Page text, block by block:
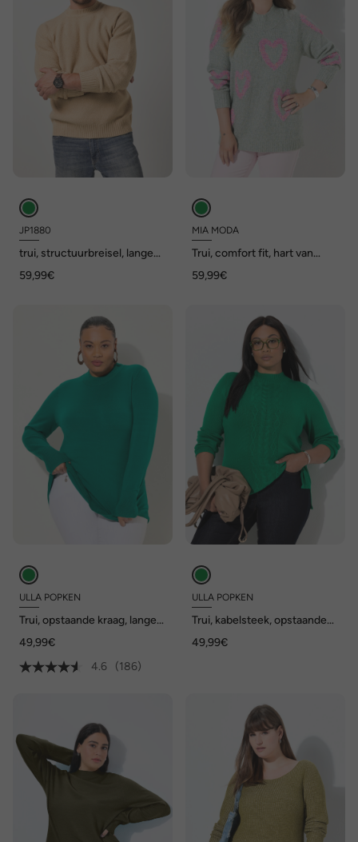
JP1880
trui, structuurbreisel, lange
59,99€
MIA MODA
Trui, comfort fit, hart van
59,99€
ULLA POPKEN
Trui, opstaande kraag, lange
manchetten
49,99€
4.6
(186)
ULLA POPKEN
Trui, kabelsteek, opstaande
49,99€